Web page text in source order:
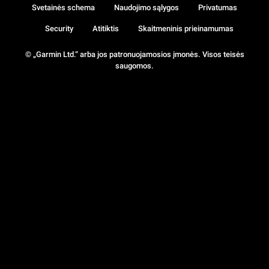
© „Garmin Ltd.“ arba jos patronuojamosios įmonės. Visos teisės
saugomos.
Svetainės schema Naudojimo sąlygos Privatumas
Security Atitiktis Skaitmeninis prieinamumas